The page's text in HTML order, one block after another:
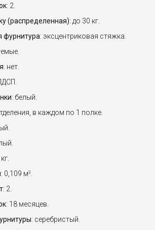
: 2.
(распределенная): до 30 кг.
фурнитура: эксцентриковая стяжка.
: нет.
: белый.
в каждом по 1 полке.
: 0,109 м3 .
: 2.
: 18 месяцев.
: серебристый.